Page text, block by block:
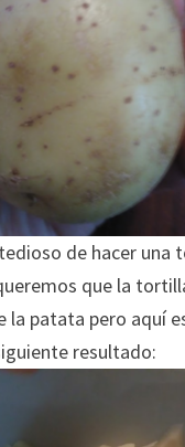
de hacer una
que la
patata pero aquí
resultado: